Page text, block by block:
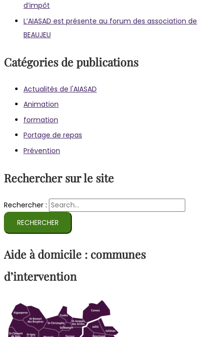
d’impôt
L’AIASAD est présente au forum des association de
BEAUJEU
Catégories de publications
Actualités de l'AIASAD
Animation
formation
Portage de repas
Prévention
Rechercher sur le site
Rechercher :
Aide à domicile : communes
d’intervention